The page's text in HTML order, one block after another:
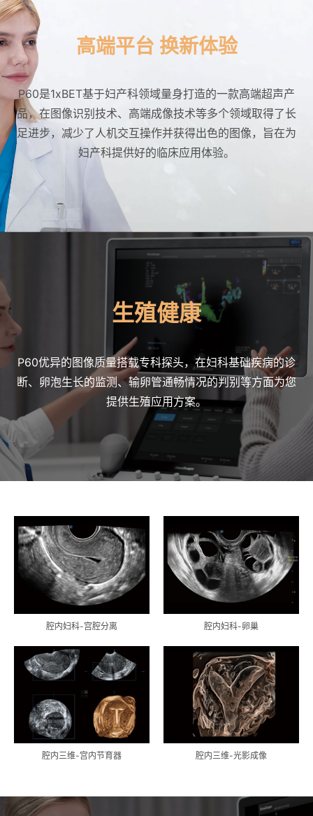
高端平台 换新体验
P60是1xBET基于妇产科领域量身打造的一款高端超声产
品，在图像识别技术、高端成像技术等多个领域取得了长
足进步，减少了人机交互操作并获得出色的图像，旨在为
妇产科提供好的临床应用体验。
生殖健康
P60优异的图像质量搭载专科探头，在妇科基础疾病的诊
断、卵泡生长的监测、输卵管通畅情况的判别等方面为您
提供生殖应用方案。
腔内妇科-宫腔分离 腔内妇科-卵巢
腔内三维-宫内节育器 腔内三维-光影成像